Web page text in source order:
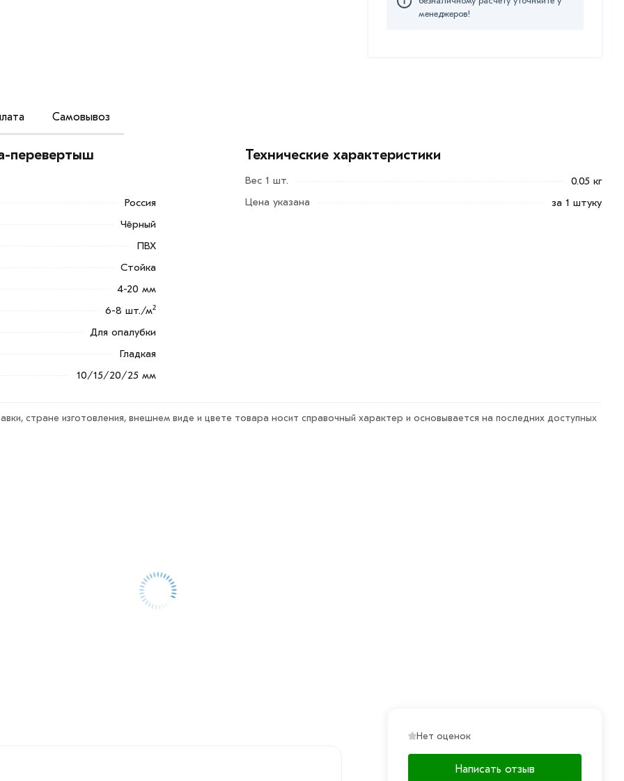
менеджеров!
Самовывоз
в корзину»или нажмите на
10/15/20/25 из категории
с Вами для согласования условий
всем стандартам качества.
обязательно).
перевертыш
Россия
Чёрный
ПВХ
Стойка
4-20 мм
6-8 шт./м²
Для опалубки
Гладкая
10/15/20/25 мм
Технические характеристики
Вес 1 шт.
0.05 кг
Цена указана
за 1 штуку
стране изготовления, внешнем виде и цвете товара носит справочный характер и основывается на последних доступных
Нет оценок
Написать отзыв